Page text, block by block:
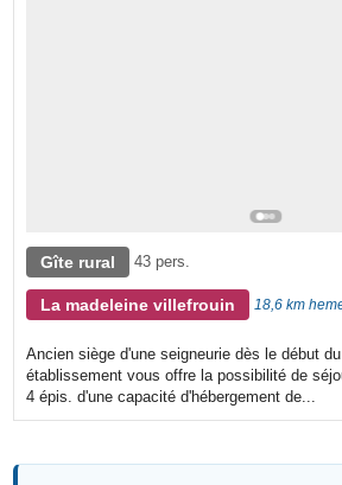
Gîte rural 43 pers.
La madeleine villefrouin 18,6 km
Ancien siège d'une seigneurie dès le début
établissement vous offre la possibilité de
4 épis. d'une capacité d'hébergement de...